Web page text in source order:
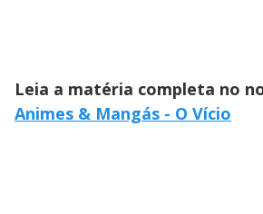
Leia a matéria completa no
Animes & Mangás - O Vício